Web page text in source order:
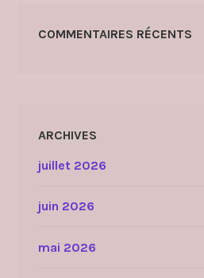
COMMENTAIRES RÉCENTS
ARCHIVES
juillet 2026
juin 2026
mai 2026